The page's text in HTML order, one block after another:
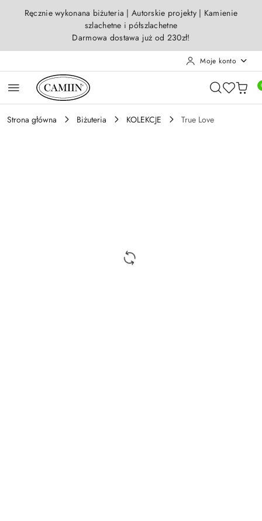
Przejdź do treści głównej
Przejdź do wyszukiwarki
Przejdź do moje konto
Przejdź do menu głównego
Przejdź do opisu produktu
Przejdź do stopki
Ręcznie wykonana biżuteria | Autorskie projekty | Kamienie
szlachetne i półszlachetne
Darmowa dostawa już od 230zł!
Moje konto
Strona główna Biżuteria KOLEKCJE True Love